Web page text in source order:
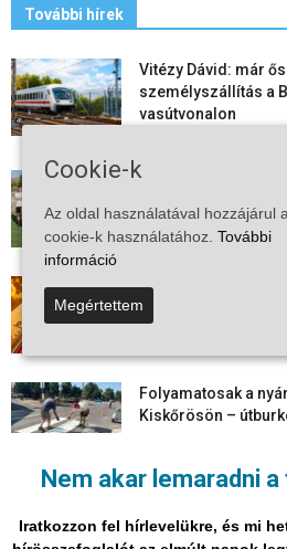
Nem akar lemaradni
Iratkozzon fel hírlevelükre, és mi
További hírek
Vitézy Dávid: már
személyszállítás a
vasútvonalon
Megkezdte a
Mi történik Európa
szabadulni a
Folyamatosak a
Kiskőrösön –
Bács-Kiskun útjain
2026-08-04
Cookie-k
Az oldal használatával hozzájárul a
cookie-k használatához. További
információ
Megértettem